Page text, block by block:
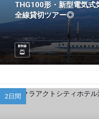
THG100形・新型電気式
全線貸切ツアー◎
新幹線
2日間